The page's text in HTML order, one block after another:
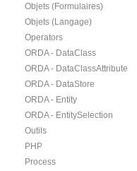
Objets (Formulaires)
Objets (Langage)
Operators
ORDA - DataClass
ORDA - DataClassAttribute
ORDA - DataStore
ORDA - Entity
ORDA - EntitySelection
Outils
PHP
Process